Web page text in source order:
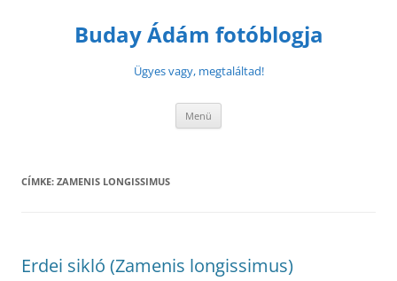
Buday Ádám fotóblogja
Ügyes vagy, megtaláltad!
Menü
CÍMKE: ZAMENIS LONGISSIMUS
Erdei sikló (Zamenis longissimus)